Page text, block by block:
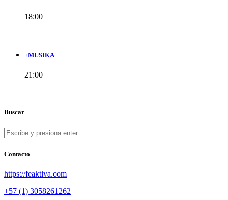
18:00
+MUSIKA
21:00
Buscar
Contacto
https://feaktiva.com
+57 (1) 3058261262